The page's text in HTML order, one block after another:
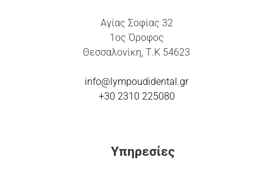
Αγίας Σοφίας 32
1ος Όροφος
Θεσσαλονίκη, Τ.Κ 54623
info@lympoudidental.gr
+30 2310 225080
Υπηρεσίες